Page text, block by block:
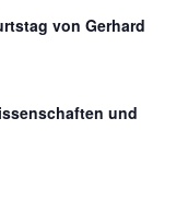
von Gerhard
und